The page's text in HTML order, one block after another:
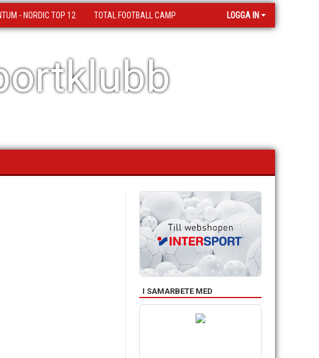
- NORDIC TOP 12 TOTAL FOOTBALL CAMP LOGGA IN
I SAMARBETE MED